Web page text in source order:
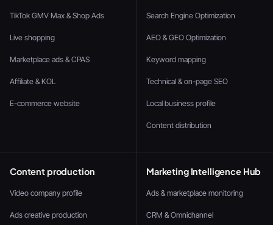
TikTok GMV Max & Shop Ads
Live shopping
Marketplace ads & CPAS
Affiliate & KOL
E-commerce website
Search Engine Optimization
AEO & GEO Optimization
Keyword mapping
Technical & on-page SEO
Local business profile
Content distribution
Content production
Video company profile
Ads creative production
Marketing Intelligence Hub
Ads & marketplace monitoring
CRM & Omnichannel